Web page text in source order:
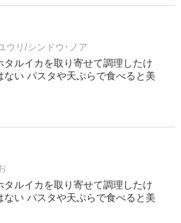
ウリ/シンドウ･ノア
ルイカを取り寄せて調理したけ
ない パスタや天ぷらで食べると美
ルイカを取り寄せて調理したけ
ない パスタや天ぷらで食べると美